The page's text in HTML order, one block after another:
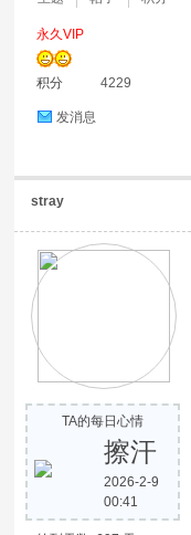
永久VIP
积分 4229
发消息
stray
TA的每日心情
擦汗
2026-2-9
00:41